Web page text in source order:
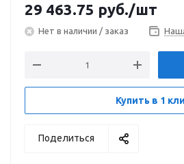
29 463.75 руб./шт
Нет в наличии / заказ
Купить в 1
Поделиться